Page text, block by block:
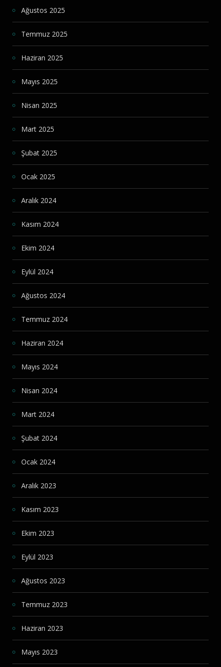
Ağustos 2025
Temmuz 2025
Haziran 2025
Mayıs 2025
Nisan 2025
Mart 2025
Şubat 2025
Ocak 2025
Aralık 2024
Kasım 2024
Ekim 2024
Eylül 2024
Ağustos 2024
Temmuz 2024
Haziran 2024
Mayıs 2024
Nisan 2024
Mart 2024
Şubat 2024
Ocak 2024
Aralık 2023
Kasım 2023
Ekim 2023
Eylül 2023
Ağustos 2023
Temmuz 2023
Haziran 2023
Mayıs 2023